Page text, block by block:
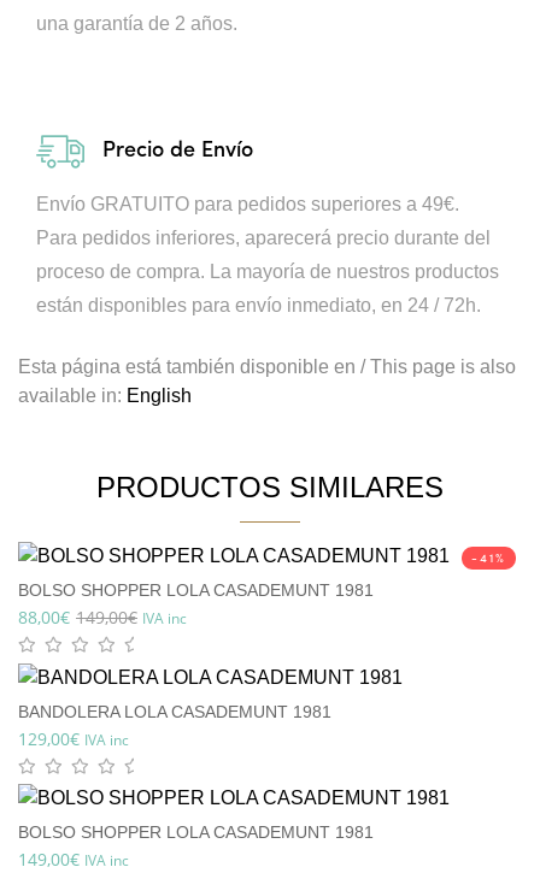
una garantía de 2 años.
Precio de Envío
Envío GRATUITO para pedidos superiores a 49€.
Para pedidos inferiores, aparecerá precio durante del
proceso de compra. La mayoría de nuestros productos
están disponibles para envío inmediato, en 24 / 72h.
Esta página está también disponible en / This page is also
available in: English
PRODUCTOS SIMILARES
-41%
BOLSO SHOPPER LOLA CASADEMUNT 1981
149,00€
88,00€ IVA inc
BANDOLERA LOLA CASADEMUNT 1981
129,00€ IVA inc
BOLSO SHOPPER LOLA CASADEMUNT 1981
149,00€ IVA inc